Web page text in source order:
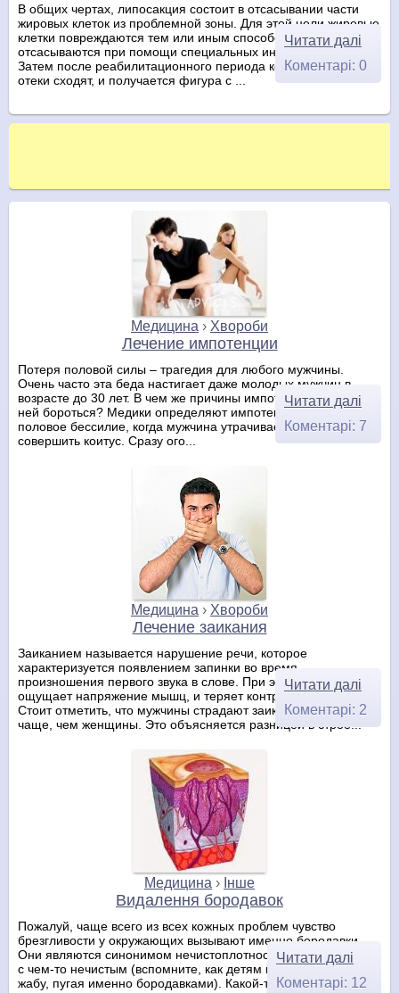
В общих чертах, липосакция состоит в отсасывании части
жировых клеток из проблемной зоны. Для этой цели жировые
клетки повреждаются тем или иным способом и
отсасываются при помощи специальных инструментов.
Затем после реабилитационного периода кожа подбирается,
отеки сходят, и получается фигура с ...
Читати далі
Коментарі: 0
Медицина › Хвороби
Лечение импотенции
Потеря половой силы – трагедия для любого мужчины.
Очень часто эта беда настигает даже молодых мужчин в
возрасте до 30 лет. В чем же причины импотенции и как с
ней бороться? Медики определяют импотенцию как полное
половое бессилие, когда мужчина утрачивает способность
совершить коитус. Сразу ого...
Читати далі
Коментарі: 7
Медицина › Хвороби
Лечение заикания
Заиканием называется нарушение речи, которое
характеризуется появлением запинки во время
произношения первого звука в слове. При этом заика
ощущает напряжение мышц, и теряет контроль над речью.
Стоит отметить, что мужчины страдают заиканием намного
чаще, чем женщины. Это объясняется разницей в строе...
Читати далі
Коментарі: 2
Медицина › Інше
Видалення бородавок
Пожалуй, чаще всего из всех кожных проблем чувство
брезгливости у окружающих вызывают именно бородавки.
Они являются синонимом нечистоплотности, грязи, общения
с чем-то нечистым (вспомните, как детям говорят не трогать
жабу, пугая именно бородавками). Какой-то смысл в этом,
Читати далі
Коментарі: 12